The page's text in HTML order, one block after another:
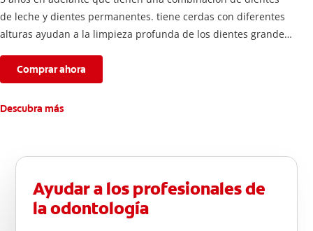
de leche y dientes permanentes. tiene cerdas con diferentes
alturas ayudan a la limpieza profunda de los dientes grandes
Comprar ahora
Descubra más
Ayudar a los profesionales de
la odontología